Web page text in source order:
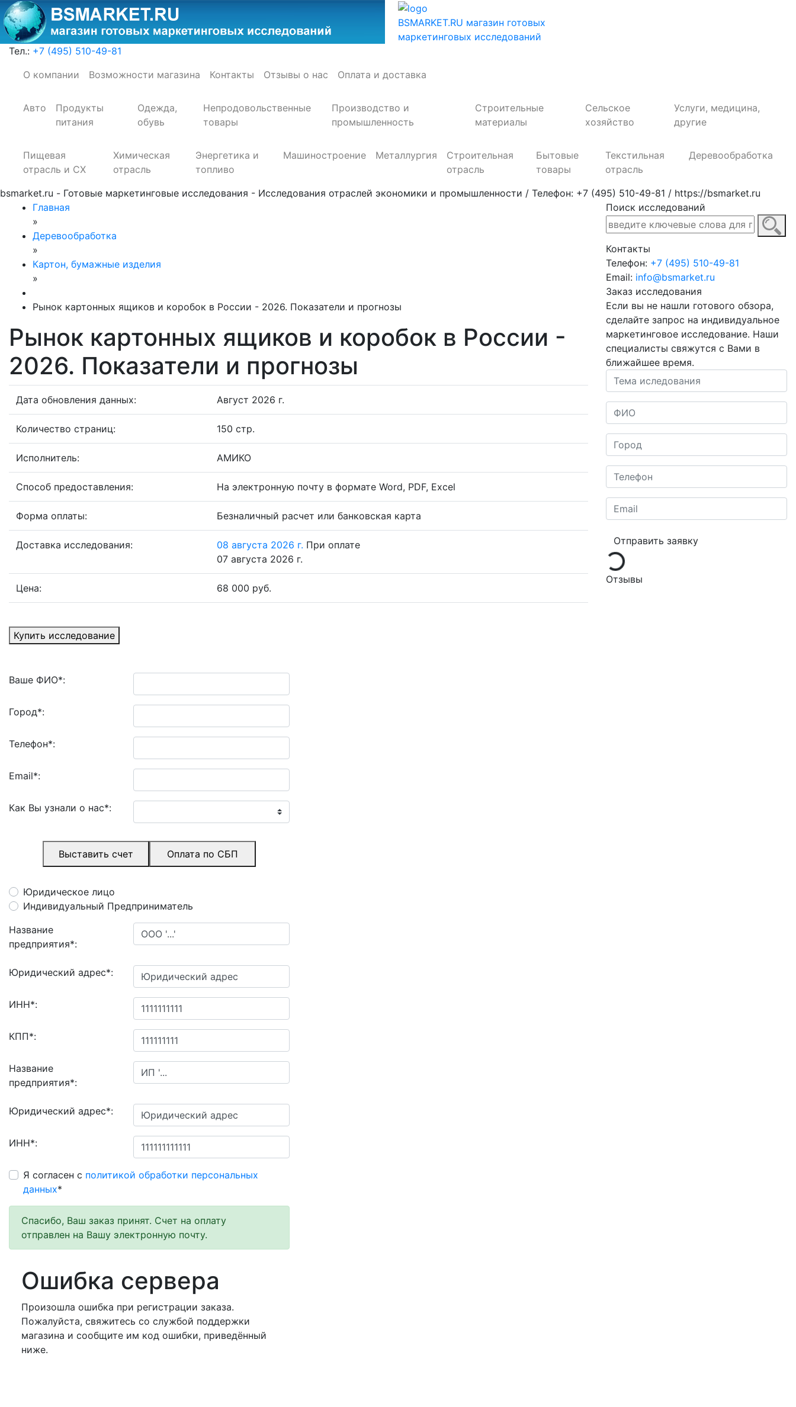
BSMARKET.RU магазин готовых
маркетинговых исследований
Тел.: +7 (495) 510-49-81
О компании
Возможности магазина Контакты Отзывы о нас Оплата и доставка
Авто
Продукты
питания
Одежда,
обувь
Непродовольственные
товары
Производство и
промышленность
Строительные
материалы
Сельское
хозяйство
Услуги, медицина,
другие
Пищевая
отрасль и СХ
Химическая
отрасль
Энергетика и
топливо
Машиностроение Металлургия
Строительная
отрасль
Бытовые
товары
Текстильная
отрасль
Деревообработка
bsmarket.ru - Готовые маркетинговые исследования - Исследования отраслей экономики и промышленности / Телефон: +7 (495) 510-49-81 / https://bsmarket.ru
Главная
»
Деревообработка
»
Картон, бумажные изделия
»
Рынок картонных ящиков и коробок в России - 2026. Показатели и прогнозы
Рынок картонных ящиков и коробок в России -
2026. Показатели и прогнозы
Дата обновления данных: Август 2026 г.
Количество страниц: 150 стр.
Исполнитель: АМИКО
Способ предоставления: На электронную почту в формате Word, PDF, Excel
Форма оплаты: Безналичный расчет или банковская карта
Доставка исследования: 08 августа 2026 г. При оплате
07 августа 2026 г.
Цена: 68 000 руб.
Купить исследование
Ваше ФИО*:
Город*:
Телефон*:
Email*:
Как Вы узнали о нас*:
Выставить счет Оплата по СБП
Юридическое лицо
Индивидуальный Предприниматель
Название
предприятия*:
Юридический адрес*:
ИНН*:
КПП*:
Название
предприятия*:
Юридический адрес*:
ИНН*:
Я согласен с политикой обработки персональных
данных*
Спасибо, Ваш заказ принят. Счет на оплату
отправлен на Вашу электронную почту.
Ошибка сервера
Произошла ошибка при регистрации заказа.
Пожалуйста, свяжитесь со службой поддержки
магазина и сообщите им код ошибки, приведённый
ниже.
Поиск исследований
Контакты
Телефон: +7 (495) 510-49-81
Email: info@bsmarket.ru
Заказ исследования
Если вы не нашли готового обзора,
сделайте запрос на индивидуальное
маркетинговое исследование. Наши
специалисты свяжутся с Вами в
ближайшее время.
Отправить заявку
Loading...
Отзывы